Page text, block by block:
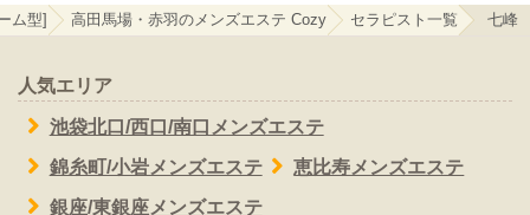
七峰
セラピスト一覧
高田馬場・赤羽のメンズエステ Cozy
ム型]
人気エリア
池袋北口/西口/南口メンズエステ
錦糸町/小岩メンズエステ
恵比寿メンズエステ
銀座/東銀座メンズエステ